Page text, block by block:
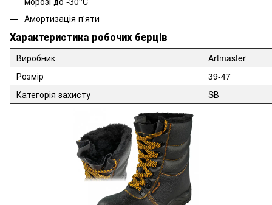
Амортизація п'яти
Характеристика робочих берців
Виробник
Artmaster
Розмір
39-47
Категорія захисту
SВ